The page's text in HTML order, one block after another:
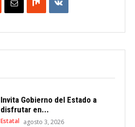
Invita Gobierno del Estado a
disfrutar en...
Estatal agosto 3, 2026